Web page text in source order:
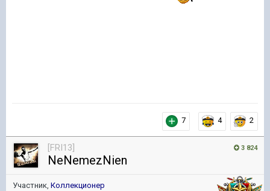
7 4 2
3 824
[FRI13]
NeNemezNien
Участник, Коллекционер